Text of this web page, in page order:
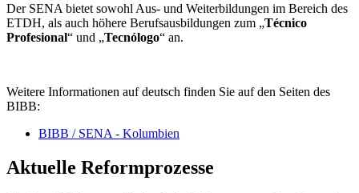
Der SENA bietet sowohl Aus- und Weiterbildungen im Bereich des
ETDH, als auch höhere Berufsausbildungen zum „Técnico
Profesional“ und „Tecnólogo“ an.
Weitere Informationen auf deutsch finden Sie auf den Seiten des
BIBB:
BIBB / SENA - Kolumbien
Aktuelle Reformprozesse